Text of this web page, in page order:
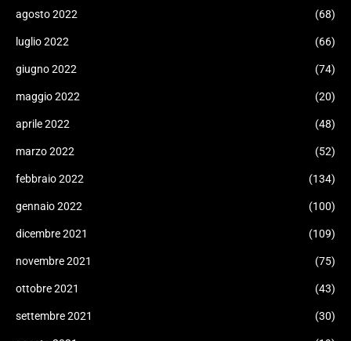
agosto 2022 (68)
luglio 2022 (66)
giugno 2022 (74)
maggio 2022 (20)
aprile 2022 (48)
marzo 2022 (52)
febbraio 2022 (134)
gennaio 2022 (100)
dicembre 2021 (109)
novembre 2021 (75)
ottobre 2021 (43)
settembre 2021 (30)